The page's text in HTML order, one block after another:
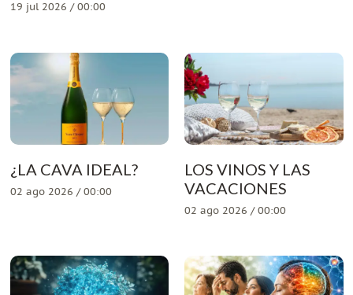
19 jul 2026 / 00:00
¿LA CAVA IDEAL?
02 ago 2026 / 00:00
LOS VINOS Y LAS
VACACIONES
02 ago 2026 / 00:00